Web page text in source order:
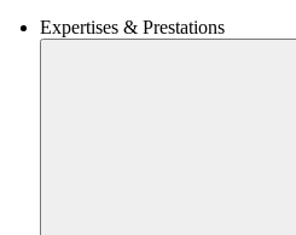
Expertises & Prestations